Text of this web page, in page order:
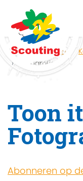
Home Zoeken
Fotografie
Toon
Abonneren op